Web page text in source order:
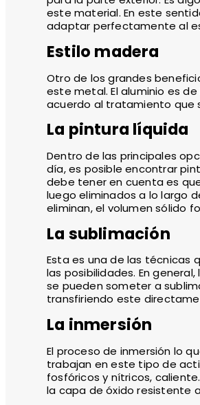
este material. En este
adaptar perfectamente al
Estilo madera
Otro de los grandes
este metal. El aluminio es
acuerdo al tratamiento que
La pintura líquida
Dentro de las principales
día, es posible encontrar
debe tener en cuenta es
luego eliminados a lo largo
eliminan, el volumen sólido
La sublimación
Esta es una de las técnicas
las posibilidades. En
se pueden someter a
transfiriendo este
La inmersión
El proceso de inmersión lo
trabajan en este tipo de
fosfóricos y nítricos,
la capa de óxido resistente